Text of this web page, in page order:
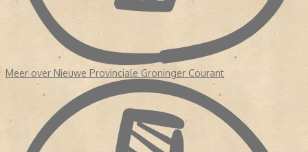
Meer over Nieuwe Provinciale Groninger Courant